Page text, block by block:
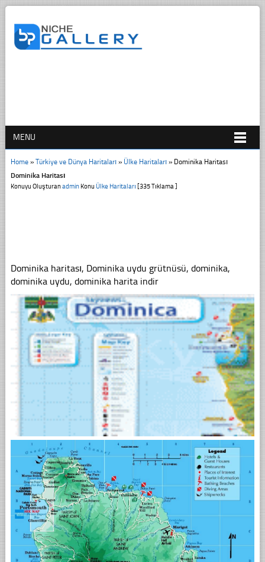
MENU
Home» Türkiye ve Dünya Haritaları» Ülke Haritaları» Dominika Haritası
Dominika Haritası
Konuyu OluşturanadminKonu Ülke Haritaları [335 Tıklama ]
Dominika haritası, Dominika uydu grütnüsü, dominika,
dominika uydu, dominika harita indir